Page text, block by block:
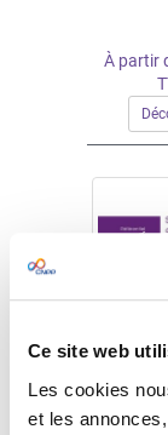
Ce site web
Les cookies
et les
À partir